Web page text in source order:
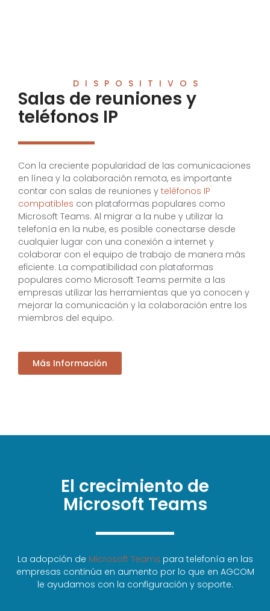
DISPOSITIVOS
Salas de reuniones y
teléfonos IP
Con la creciente popularidad de las comunicaciones
en línea y la colaboración remota, es importante
contar con salas de reuniones y teléfonos IP
compatibles con plataformas populares como
Microsoft Teams. Al migrar a la nube y utilizar la
telefonía en la nube, es posible conectarse desde
cualquier lugar con una conexión a internet y
colaborar con el equipo de trabajo de manera más
eficiente. La compatibilidad con plataformas
populares como Microsoft Teams permite a las
empresas utilizar las herramientas que ya conocen y
mejorar la comunicación y la colaboración entre los
miembros del equipo.
Más Información
El crecimiento de
Microsoft Teams
La adopción de Microsoft Teams para telefonía en las
empresas continúa en aumento por lo que en AGCOM
le ayudamos con la configuración y soporte.